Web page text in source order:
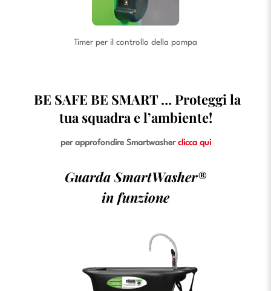
Timer per il controllo della pompa
BE SAFE BE SMART … Proteggi la
tua squadra e l’ambiente!
per approfondire Smartwasher clicca qui
Guarda SmartWasher®
in funzione